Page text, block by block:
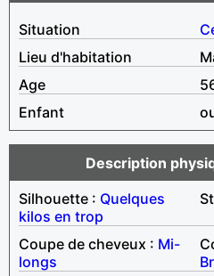
Situation
Lieu d'habitation
Age
Enfant
Description
Silhouette : Quelques
kilos en trop
Coupe de cheveux : Mi-
longs